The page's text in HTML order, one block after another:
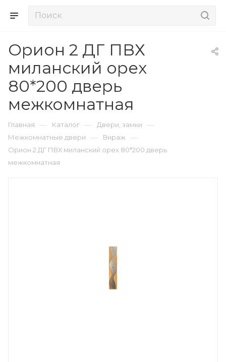
Орион 2 ДГ ПВХ
миланский орех
80*200 дверь
межкомнатная
Главная — Каталог — Двери, замки —
Межкомнатные двери — Вираж —
Орион 2 ДГ ПВХ миланский орех 80*200 дверь
межкомнатная